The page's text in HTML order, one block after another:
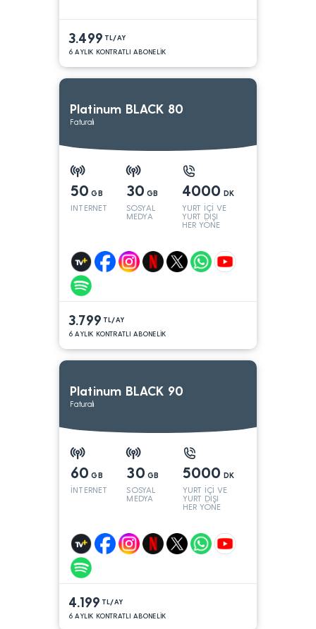
3.499 TL/AY
6 AYLIK KONTRATLI ABONELİK
Platinum BLACK 80
Faturalı
50 GB
INTERNET
30 GB
SOSYAL
MEDYA
4000 DK
YURT İÇİ VE
YURT DIŞI
HER YÖNE
3.799 TL/AY
6 AYLIK KONTRATLI ABONELİK
Platinum BLACK 90
Faturalı
60 GB
İNTERNET
30 GB
SOSYAL
MEDYA
5000 DK
YURT İÇİ VE
YURT DIŞI
HER YÖNE
4.199 TL/AY
6 AYLIK KONTRATLI ABONELİK